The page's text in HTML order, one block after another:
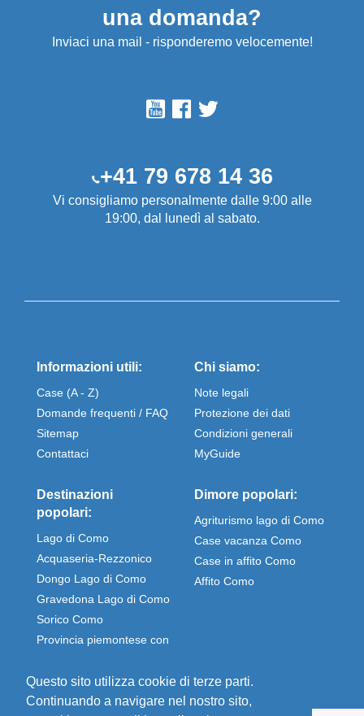
Questo sito utilizza cookie di terze parti.
Continuando a navigare nel nostro sito,
una domanda?
Inviaci una mail - risponderemo velocemente!
+41 79 678 14 36
Vi consigliamo personalmente dalle 9:00 alle
19:00, dal lunedì al sabato.
Informazioni utili:
Case (A - Z)
Domande frequenti / FAQ
Sitemap
Contattaci
Chi siamo:
Note legali
Protezione dei dati
Condizioni generali
MyGuide
Destinazioni
popolari:
Lago di Como
Acquaseria-Rezzonico
Dongo Lago di Como
Gravedona Lago di Como
Sorico Como
Provincia piemontese con
Dimore popolari:
Agriturismo lago di Como
Case vacanza Como
Case in affito Como
Affito Como